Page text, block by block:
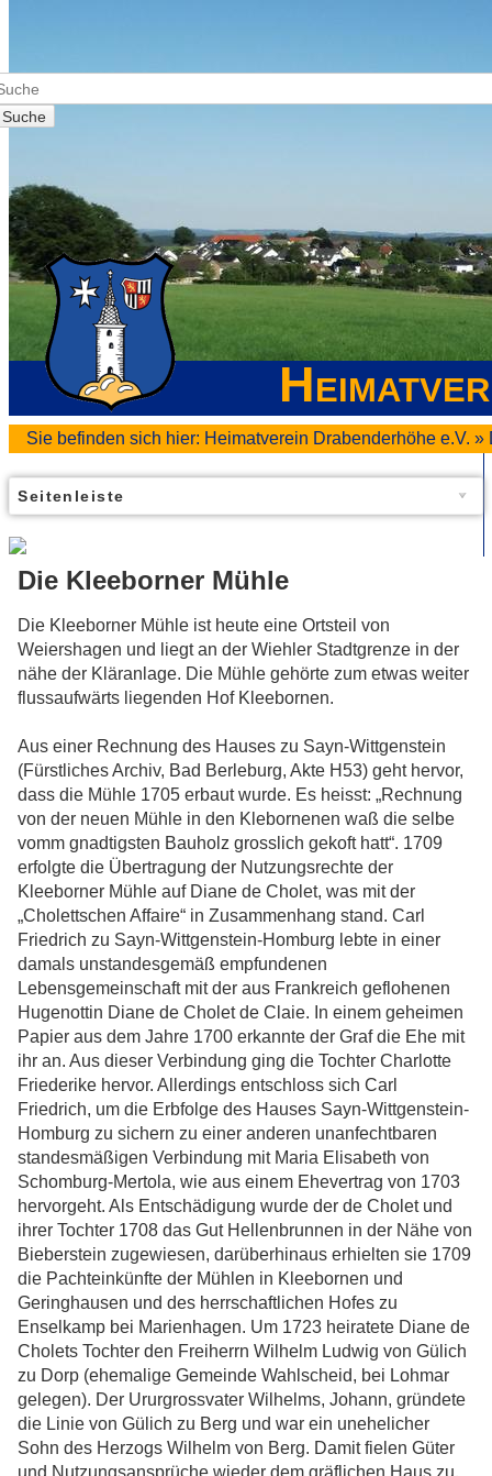
Suche
Sie befinden sich hier: Heimatverein Drabenderhöhe e.V. »
Seitenleiste
Die Kleeborner Mühle
Die Kleeborner Mühle ist heute eine Ortsteil von
Weiershagen und liegt an der Wiehler Stadtgrenze in der
nähe der Kläranlage. Die Mühle gehörte zum etwas weiter
flussaufwärts liegenden Hof Kleebornen.
Aus einer Rechnung des Hauses zu Sayn-Wittgenstein
(Fürstliches Archiv, Bad Berleburg, Akte H53) geht hervor,
dass die Mühle 1705 erbaut wurde. Es heisst: „Rechnung
von der neuen Mühle in den Klebornenen waß die selbe
vomm gnadtigsten Bauholz grosslich gekoft hatt“. 1709
erfolgte die Übertragung der Nutzungsrechte der
Kleeborner Mühle auf Diane de Cholet, was mit der
„Cholettschen Affaire“ in Zusammenhang stand. Carl
Friedrich zu Sayn-Wittgenstein-Homburg lebte in einer
damals unstandesgemäß empfundenen
Lebensgemeinschaft mit der aus Frankreich geflohenen
Hugenottin Diane de Cholet de Claie. In einem geheimen
Papier aus dem Jahre 1700 erkannte der Graf die Ehe mit
ihr an. Aus dieser Verbindung ging die Tochter Charlotte
Friederike hervor. Allerdings entschloss sich Carl
Friedrich, um die Erbfolge des Hauses Sayn-Wittgenstein-
Homburg zu sichern zu einer anderen unanfechtbaren
standesmäßigen Verbindung mit Maria Elisabeth von
Schomburg-Mertola, wie aus einem Ehevertrag von 1703
hervorgeht. Als Entschädigung wurde der de Cholet und
ihrer Tochter 1708 das Gut Hellenbrunnen in der Nähe von
Bieberstein zugewiesen, darüberhinaus erhielten sie 1709
die Pachteinkünfte der Mühlen in Kleebornen und
Geringhausen und des herrschaftlichen Hofes zu
Enselkamp bei Marienhagen. Um 1723 heiratete Diane de
Cholets Tochter den Freiherrn Wilhelm Ludwig von Gülich
zu Dorp (ehemalige Gemeinde Wahlscheid, bei Lohmar
gelegen). Der Ururgrossvater Wilhelms, Johann, gründete
die Linie von Gülich zu Berg und war ein unehelicher
Sohn des Herzogs Wilhelm von Berg. Damit fielen Güter